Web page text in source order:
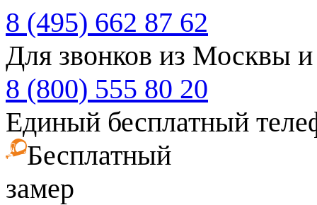
8 (495) 662 87 62
Для звонков из Москвы
8 (800) 555 80 20
Единый бесплатный
Бесплатный
замер